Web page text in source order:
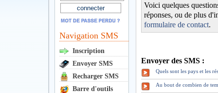
Navigation SMS
Inscription
Envoyer SMS
Recharger SMS
Barre d'outils
Voici quelques
réponses, ou de plus
formulaire de contact.
Envoyer des SMS :
Quels sont les pays et les
Au bout de combien de